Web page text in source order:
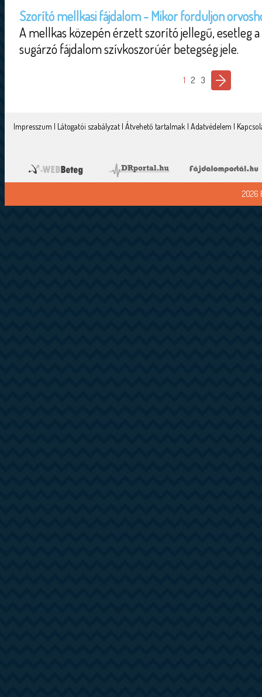
Szorító mellkasi fájdalom - Mikor forduljon
A mellkas közepén érzett szorító jellegű, esetleg
sugárzó fájdalom szívkoszorúér betegség jele.
1 2 3
Impresszum | Látogatói szabályzat | Átvehető tartalmak | Adatvédelem |
2026